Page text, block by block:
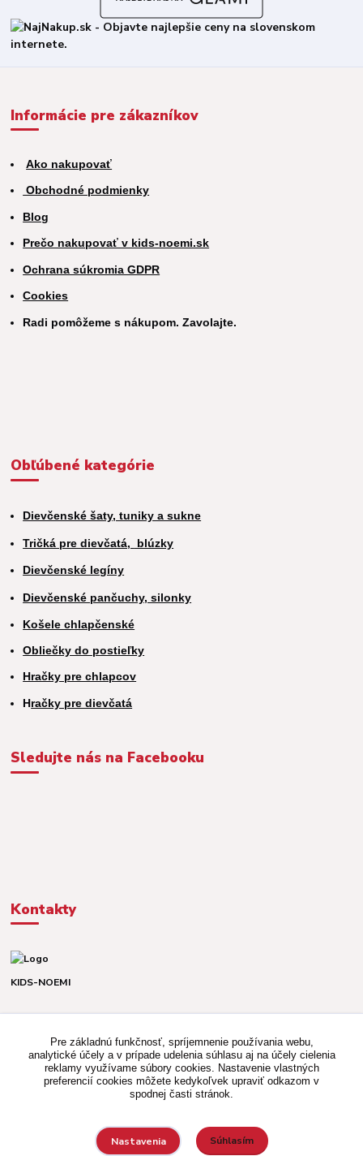
Informácie pre zákazníkov
Ako nakupovať
Obchodné podmienky
Blog
Prečo nakupovať v kids-noemi.sk
Ochrana súkromia GDPR
Cookies
Radi pomôžeme s nákupom. Zavolajte.
Obľúbené kategórie
Dievčenské šaty, tuniky a sukne
Tričká pre dievčatá, blúzky
Dievčenské legíny
Dievčenské pančuchy, silonky
Košele chlapčenské
Obliečky do postieľky
Hračky pre chlapcov
Hračky pre dievčatá
Sledujte nás na Facebooku
Kontakty
KIDS-NOEMI
(Po-Pia, 8-16 hod.)
kidsnoemi.shop@gmail.com
Pre základnú funkčnosť, spríjemnenie používania webu,
analytické účely a v prípade udelenia súhlasu aj na účely cielenia
reklamy využívame súbory cookies. Nastavenie vlastných
preferencií cookies môžete kedykoľvek upraviť odkazom v
spodnej časti stránok.
Nastavenia Súhlasím